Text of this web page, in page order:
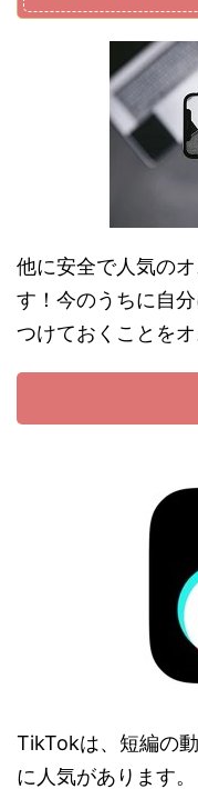
他に安全で人気の
す！今のうちに自
つけておくことをオ
TikTokは、短編の
に人気があります。